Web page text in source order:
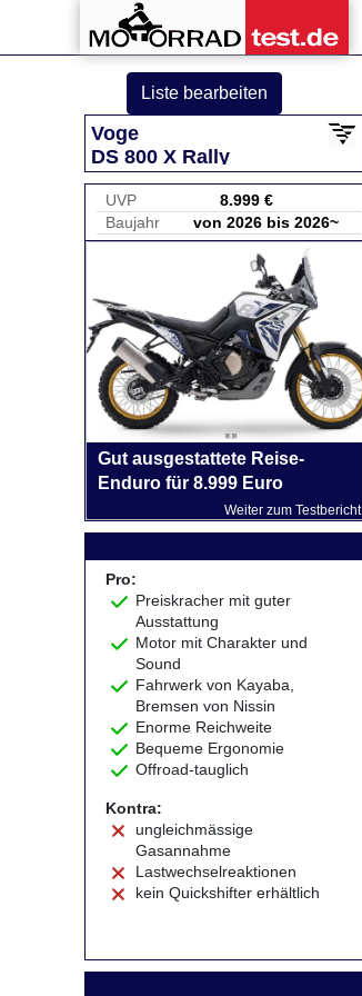
Liste bearbeiten
Voge
DS 800 X Rally
UVP
8.999 €
Baujahr
von 2026 bis 2026~
Gut ausgestattete Reise-
Enduro für 8.999 Euro
Weiter zum Testbericht
Pro:
Preiskracher mit guter
Ausstattung
Motor mit Charakter und
Sound
Fahrwerk von Kayaba,
Bremsen von Nissin
Enorme Reichweite
Bequeme Ergonomie
Offroad-tauglich
Kontra:
ungleichmässige
Gasannahme
Lastwechselreaktionen
kein Quickshifter erhältlich